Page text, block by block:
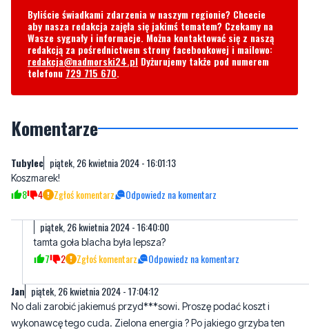
Byliście świadkami zdarzenia w naszym regionie? Chcecie
aby nasza redakcja zajęła się jakimś tematem? Czekamy na
Wasze sygnały i informacje. Można kontaktować się z naszą
redakcją za pośrednictwem strony facebookowej i mailowo:
redakcja@nadmorski24.pl Dyżurujemy także pod numerem
telefonu 729 715 670.
Komentarze
Tubylec piątek, 26 kwietnia 2024 - 16:01:13
Koszmarek!
8 4 Zgłoś komentarz Odpowiedz na komentarz
piątek, 26 kwietnia 2024 - 16:40:00
tamta goła blacha była lepsza?
7 2 Zgłoś komentarz Odpowiedz na komentarz
Jan piątek, 26 kwietnia 2024 - 17:04:12
No dali zarobić jakiemuś przyd***sowi. Proszę podać koszt i
wykonawcę tego cuda. Zielona energia ? Po jakiego grzyba ten